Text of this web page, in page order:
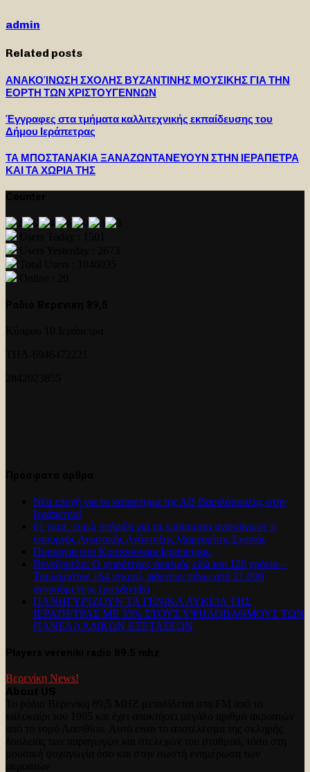
admin
Related posts
ΑΝΑΚΟΊΝΩΣΗ ΣΧΟΛΗΣ ΒΥΖΑΝΤΙΝΗΣ ΜΟΥΣΙΚΗΣ ΓΙΑ ΤΗΝ
ΕΟΡΤΗ ΤΩΝ ΧΡΙΣΤΟΥΓΕΝΝΩΝ
Έγγραφες στα τμήματα καλλιτεχνικής εκπαίδευσης του
Δήμου Ιεράπετρας
ΤΑ ΜΠΟΣΤΑΝΑΚΙΑ ΞΑΝΑΖΩΝΤΑΝΕΥΟΥΝ ΣΤΗΝ ΙΕΡΑΠΕΤΡΑ
ΚΑΙ ΤΑ ΧΩΡΙΑ ΤΗΣ
Νέα εποχή για το καταστημα της ΑΒ Βασιλόπουλος στην
Ιεράπετρα!
61 εκατ. ευρώ στήριξη για τα λιπάσματα ανακοίνωσε ο
υπουργός Αγροτικής Ανάπτυξης Μαργαρίτης Σχοινάς
Πυρκαγια στο Κουτσουναρι Ιεραπετρας.
Βενεζουέλα: Ο χειρότερος σεισμός εδώ και 126 χρόνια –
Τουλάχιστον 164 νεκροί, ψάχνουν πάνω από 21.000
αγνοούμενους (pics&vids)
ΠΑΝΗΓΥΡΊΖΟΥΝ ΤΑ ΓΕΝΙΚΑ ΛΥΚΕΙΑ ΤΗΣ
ΙΕΡΑΠΕΤΡΑΣ ΜΕ 33% ΣΤΟΥΣ ΥΨΗΛΟΒΑΘΜΟΥΣ ΤΩΝ
ΠΑΝΕΛΛΑΔΙΚΩΝ ΕΞΕΤΑΣΕΩΝ
Βερενίκη News!